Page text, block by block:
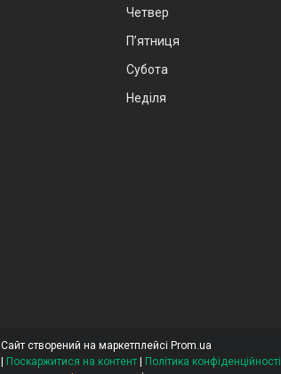
Четвер
Пʼятниця
Субота
Неділя
Сайт створений на маркетплейсі Prom.ua
Поскаржитися на контент
Політика конфіденційності